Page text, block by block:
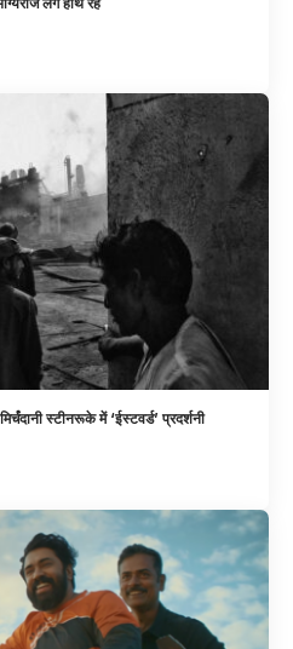
स्टीनरूके में ‘ईस्टवर्ड’ प्रदर्शनी